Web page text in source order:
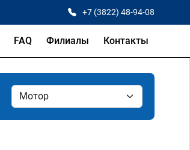
+7 (3822) 48-94-08
FAQ Филиалы Контакты